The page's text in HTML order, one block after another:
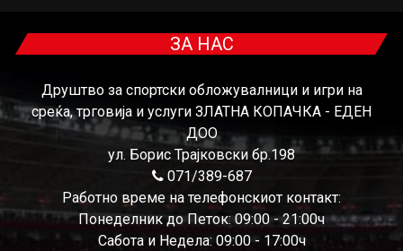
ЗА НАС
Друштво за спортски обложувалници и игри на
среќа, трговија и услуги ЗЛАТНА КОПАЧКА - ЕДЕН
ДОО
ул. Борис Трајковски бр.198
071/389-687
Работно време на телефонскиот контакт:
Понеделник до Петок: 09:00 - 21:00ч
Сабота и Недела: 09:00 - 17:00ч